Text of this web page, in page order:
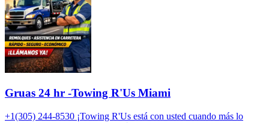
Gruas 24 hr -Towing R'Us Miami
+1(305) 244-8530 ¡Towing R'Us está con usted cuando más lo